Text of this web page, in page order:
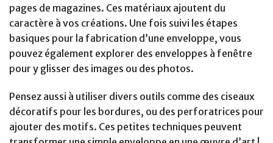
pages de magazines. Ces matériaux ajoutent du
caractère à vos créations. Une fois suivi les étapes
basiques pour la fabrication d’une enveloppe, vous
pouvez également explorer des enveloppes à fenêtre
pour y glisser des images ou des photos.
Pensez aussi à utiliser divers outils comme des ciseaux
décoratifs pour les bordures, ou des perforatrices pour
ajouter des motifs. Ces petites techniques peuvent